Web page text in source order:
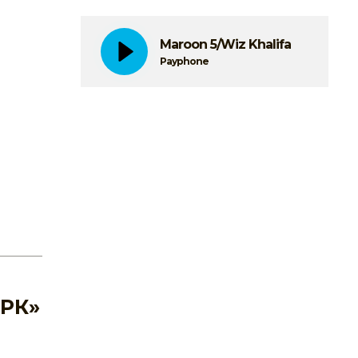
Maroon 5/Wiz Khalifa
Payphone